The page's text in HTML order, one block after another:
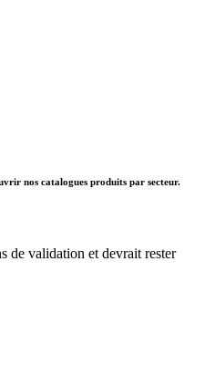
nos catalogues produits par secteur.
de validation et devrait rester